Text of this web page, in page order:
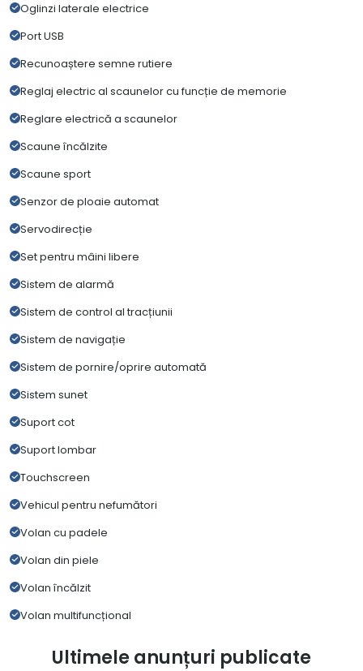
Oglinzi laterale electrice
Port USB
Recunoaștere semne rutiere
Reglaj electric al scaunelor cu funcție de memorie
Reglare electrică a scaunelor
Scaune încălzite
Scaune sport
Senzor de ploaie automat
Servodirecție
Set pentru mâini libere
Sistem de alarmă
Sistem de control al tracțiunii
Sistem de navigație
Sistem de pornire/oprire automată
Sistem sunet
Suport cot
Suport lombar
Touchscreen
Vehicul pentru nefumători
Volan cu padele
Volan din piele
Volan încălzit
Volan multifuncțional
Ultimele anunțuri publicate